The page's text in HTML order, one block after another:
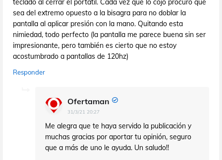
teclado al cerrar el portátil. Cada vez que lo cojo procuro que
sea del extremo opuesto a la bisagra para no doblar la
pantalla al aplicar presión con la mano. Quitando esta
nimiedad, todo perfecto (la pantalla me parece buena sin ser
impresionante, pero también es cierto que no estoy
acostumbrado a pantallas de 120hz)
Responder
Ofertaman
31/3/21 20:27
Me alegra que te haya servido la publicación y
muchas gracias por aportar tu opinión, seguro
que a más de uno le ayuda. Un saludo!!